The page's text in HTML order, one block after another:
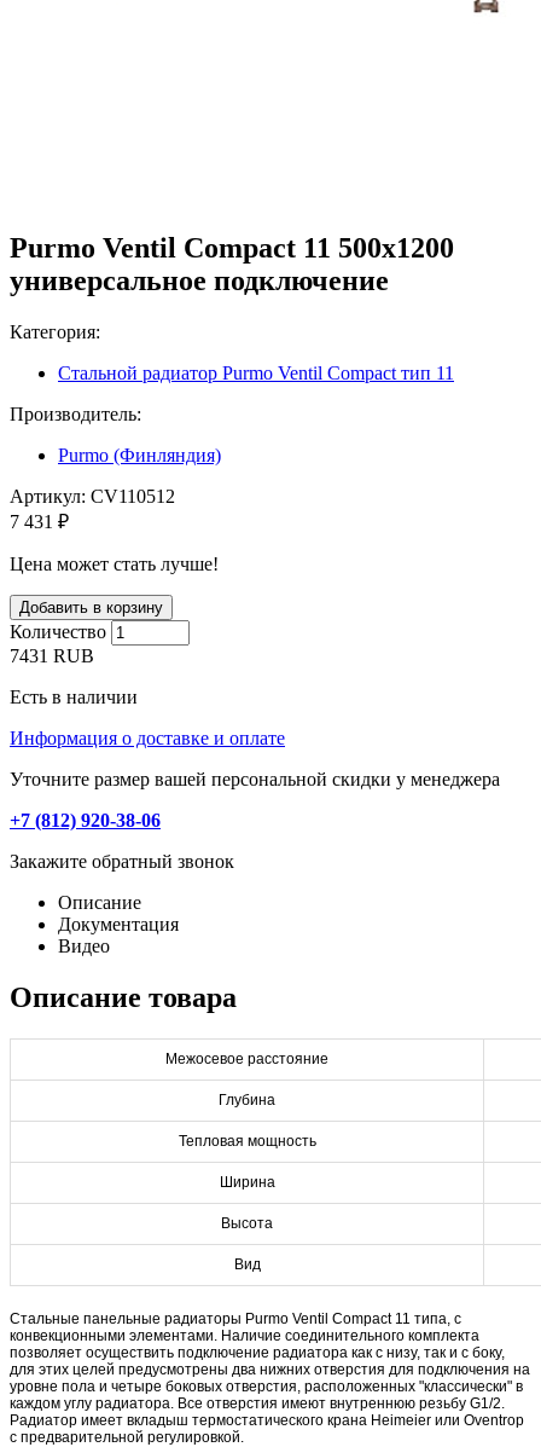
Purmo Ventil Compact 11 500х1200
универсальное подключение
Категория:
Стальной радиатор Purmo Ventil Compact тип 11
Производитель:
Purmo (Финляндия)
Артикул: CV110512
7 431 ₽
Цена может стать лучше!
Количество
7431 RUB
Есть в наличии
Информация о доставке и оплате
Уточните размер вашей персональной скидки у менеджера
+7 (812) 920-38-06
Закажите обратный звонок
Описание
Документация
Видео
Описание товара
Межосевое расстояние
Глубина
Тепловая мощность
Ширина
Высота
Вид
Стальные панельные радиаторы Purmo Ventil Compact 11 типа, с
конвекционными элементами. Наличие соединительного комплекта
позволяет осуществить подключение радиатора как с низу, так и с боку,
для этих целей предусмотрены два нижних отверстия для подключения на
уровне пола и четыре боковых отверстия, расположенных "классически" в
каждом углу радиатора. Все отверстия имеют внутреннюю резьбу G1/2.
Радиатор имеет вкладыш термостатического крана Heimeier или Oventrop
с предварительной регулировкой.